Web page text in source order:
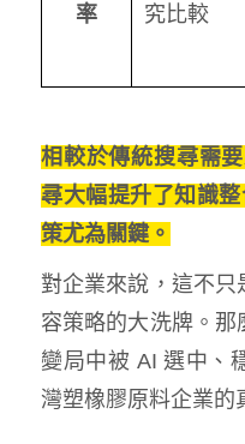
率
究比較
相較於傳統搜尋需
尋大幅提升了知識
策尤為關鍵。
對企業來說，這不只
容策略的大洗牌。
變局中被 AI 選中、
灣塑橡膠原料企業的